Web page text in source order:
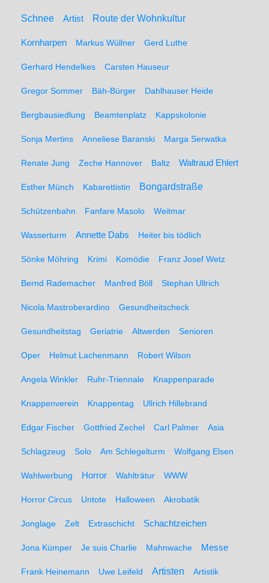
Schnee Artist Route der Wohnkultur
Kornharpen Markus Wüllner Gerd Luthe
Gerhard Hendelkes Carsten Hauseur
Gregor Sommer Bäh-Bürger Dahlhauser Heide
Bergbausiedlung Beamtenplatz Kappskolonie
Sonja Mertins Anneliese Baranski Marga Serwatka
Renate Jung Zeche Hannover Baltz Waltraud Ehlert
Esther Münch Kabarettistin Bongardstraße
Schützenbahn Fanfare Masolo Weitmar
Wasserturm Annette Dabs Heiter bis tödlich
Sönke Möhring Krimi Komödie Franz Josef Wetz
Bernd Rademacher Manfred Böll Stephan Ullrich
Nicola Mastroberardino Gesundheitscheck
Gesundheitstag Geriatrie Altwerden Senioren
Oper Helmut Lachenmann Robert Wilson
Angela Winkler Ruhr-Triennale Knappenparade
Knappenverein Knappentag Ullrich Hillebrand
Edgar Fischer Gottfried Zechel Carl Palmer Asia
Schlagzeug Solo Am Schlegelturm Wolfgang Elsen
Wahlwerbung Horror Wahlträtur WWW
Horror Circus Untote Halloween Akrobatik
Jonglage Zelt Extraschicht Schachtzeichen
Jona Kümper Je suis Charlie Mahnwache Messe
Frank Heinemann Uwe Leifeld Artisten Artistik